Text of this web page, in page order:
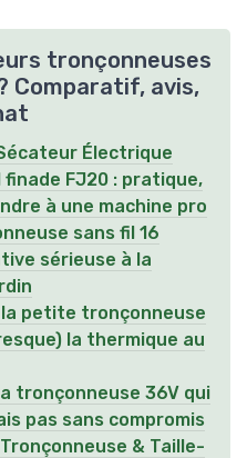
tronçonneuses
Comparatif, avis,
Électrique
FJ20 : pratique,
à une machine pro
sans fil 16
sérieuse à la
la petite tronçonneuse
la thermique au
tronçonneuse 36V qui
pas sans compromis
Tronçonneuse & Taille-